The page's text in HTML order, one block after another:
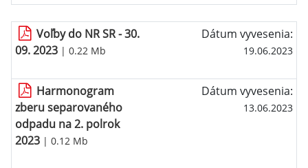
Voľby do NR SR - 30.
09. 2023 | 0.22 Mb
Dátum vyvesenia:
19.06.2023
Harmonogram
zberu separovaného
odpadu na 2. polrok
2023 | 0.12 Mb
Dátum vyvesenia:
13.06.2023